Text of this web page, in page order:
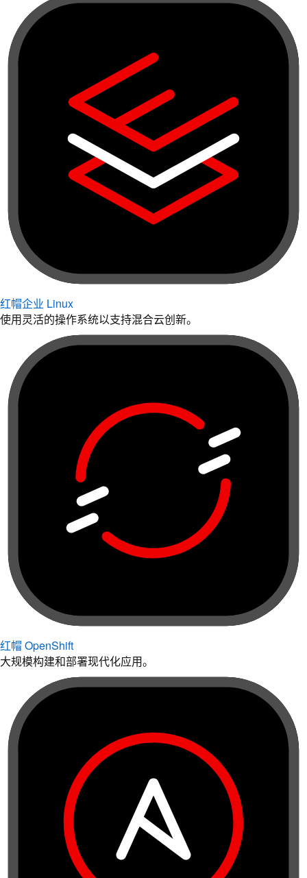
红帽企业 Linux
使用灵活的操作系统以支持混合云创新。
红帽 OpenShift
大规模构建和部署现代化应用。